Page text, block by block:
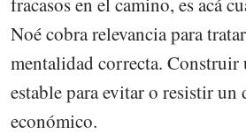
Noé cobra relevancia para
mentalidad correcta. Construir
estable para evitar o resistir
económico.